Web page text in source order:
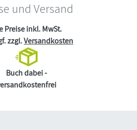
und Versand
Preise inkl. MwSt.
zzgl.Versandkosten
Buch dabei -